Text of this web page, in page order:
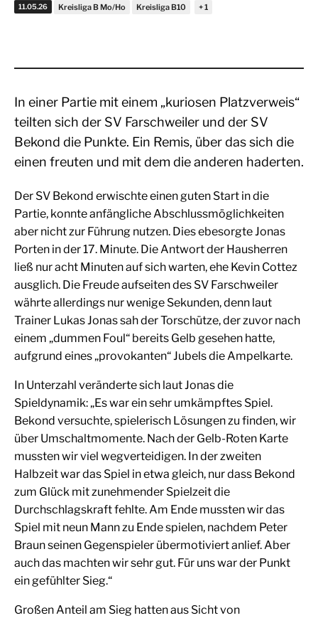
11.05.26 Kreisliga B Mo/Ho Kreisliga B10
In einer Partie mit einem „kuriosen Platzverweis“
teilten sich der SV Farschweiler und der SV
Bekond die Punkte. Ein Remis, über das sich die
einen freuten und mit dem die anderen haderten.
Der SV Bekond erwischte einen guten Start in die
Partie, konnte anfängliche Abschlussmöglichkeiten
aber nicht zur Führung nutzen. Dies ebesorgte Jonas
Porten in der 17. Minute. Die Antwort der Hausherren
ließ nur acht Minuten auf sich warten, ehe Kevin Cottez
ausglich. Die Freude aufseiten des SV Farschweiler
währte allerdings nur wenige Sekunden, denn laut
Trainer Lukas Jonas sah der Torschütze, der zuvor nach
einem „dummen Foul“ bereits Gelb gesehen hatte,
aufgrund eines „provokanten“ Jubels die Ampelkarte.
In Unterzahl veränderte sich laut Jonas die
Spieldynamik: „Es war ein sehr umkämpftes Spiel.
Bekond versuchte, spielerisch Lösungen zu finden, wir
über Umschaltmomente. Nach der Gelb-Roten Karte
mussten wir viel wegverteidigen. In der zweiten
Halbzeit war das Spiel in etwa gleich, nur dass Bekond
zum Glück mit zunehmender Spielzeit die
Durchschlagskraft fehlte. Am Ende mussten wir das
Spiel mit neun Mann zu Ende spielen, nachdem Peter
Braun seinen Gegenspieler übermotiviert anlief. Aber
auch das machten wir sehr gut. Für uns war der Punkt
ein gefühlter Sieg.“
Großen Anteil am Sieg hatten aus Sicht von